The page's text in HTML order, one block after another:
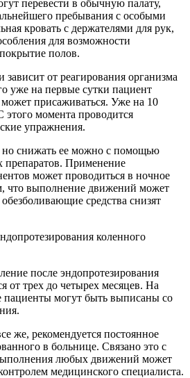
перевести в обычную палату,
пребывания с особыми
кровать с держателями для рук,
для возможности
полов.
зависит от реагирования организма
уже на первые сутки пациент
присаживаться. Уже на 10
момента проводится
упражнения.
но снижать ее можно с помощью
препаратов. Применение
может проводиться в ночное
что выполнение движений может
средства снизят
после эндопротезирования
от трех до четырех месяцев. На
пациенты могут быть выписаны со
же, рекомендуется постоянное
в больнице. Связано это с
любых движений может
медицинского специалиста.